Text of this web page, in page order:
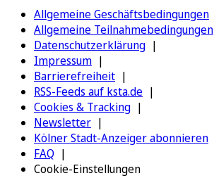
Allgemeine Geschäftsbedingungen
Allgemeine Teilnahmebedingungen
Datenschutzerklärung
Impressum
Barrierefreiheit
RSS-Feeds auf ksta.de
Cookies & Tracking
Newsletter
Kölner Stadt-Anzeiger abonnieren
FAQ
Cookie-Einstellungen